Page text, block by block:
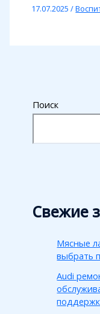
17.07.2025/
Поиск
Свежие
Мясные
выбрать
Audi